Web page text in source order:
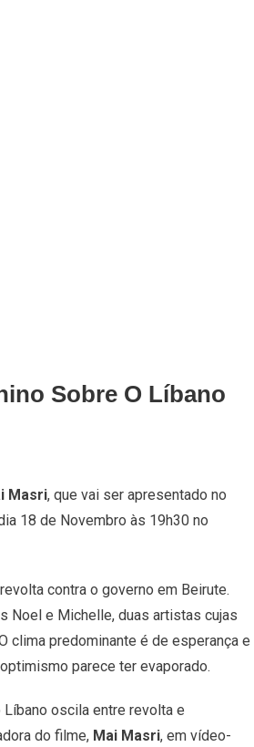
Sobre O Líbano
Masri, que vai ser apresentado no
18 de Novembro às 19h30 no
contra o governo em Beirute.
Noel e Michelle, duas artistas cujas
clima predominante é de esperança e
parece ter evaporado.
oscila entre revolta e
do filme, Mai Masri, em vídeo-